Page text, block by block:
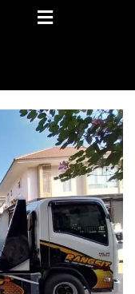
SlideON